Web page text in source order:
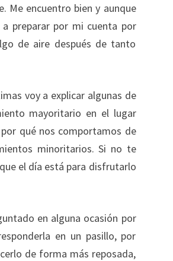
Me encuentro bien y aunque
preparar por mi cuenta por
de aire después de tanto
voy a explicar algunas de
mayoritario en el lugar
qué nos comportamos de
minoritarios. Si no te
el día está para disfrutarlo
en alguna ocasión por
en un pasillo, por
de forma más reposada,